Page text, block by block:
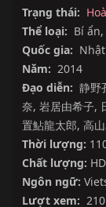
Trạng thái:
Thể loại: Bí ẩn,
Quốc gia:
Năm: 2014
Đạo diễn: 静野
奈, 岩居由希子,
置鮎龍太郎, 高
Thời lượng:
Chất lượng: HD
Ngôn ngữ:
Lượt xem: